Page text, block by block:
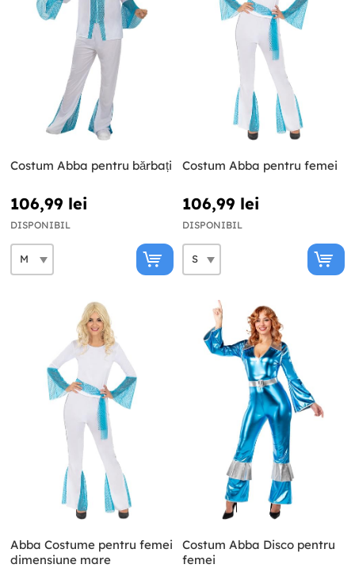
Costum Abba pentru bărbați
106,99 lei
DISPONIBIL
Costum Abba pentru femei
106,99 lei
DISPONIBIL
Abba Costume pentru femei
dimensiune mare
Costum Abba Disco pentru
femei